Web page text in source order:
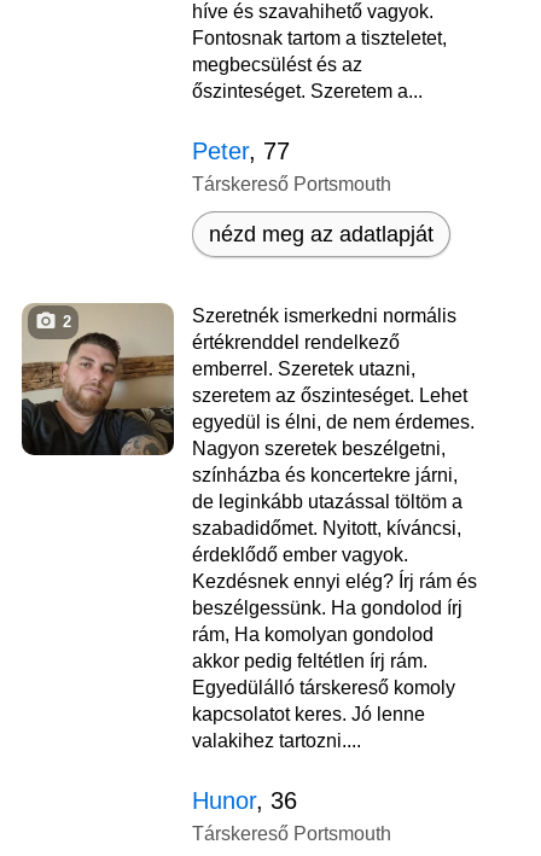
híve és szavahihető vagyok.
Fontosnak tartom a tiszteletet,
megbecsülést és az
őszinteséget. Szeretem a...
Peter, 77
Társkereső Portsmouth
nézd meg az adatlapját
2
Szeretnék ismerkedni normális
értékrenddel rendelkező
emberrel. Szeretek utazni,
szeretem az őszinteséget. Lehet
egyedül is élni, de nem érdemes.
Nagyon szeretek beszélgetni,
színházba és koncertekre járni,
de leginkább utazással töltöm a
szabadidőmet. Nyitott, kíváncsi,
érdeklődő ember vagyok.
Kezdésnek ennyi elég? Írj rám és
beszélgessünk. Ha gondolod írj
rám, Ha komolyan gondolod
akkor pedig feltétlen írj rám.
Egyedülálló társkereső komoly
kapcsolatot keres. Jó lenne
valakihez tartozni....
Hunor, 36
Társkereső Portsmouth